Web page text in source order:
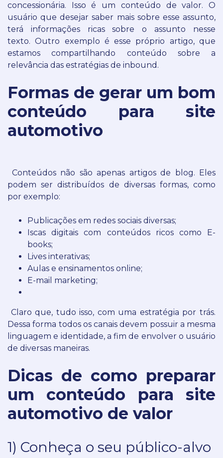
concessionária.
Isso é um conteúdo de valor. O
usuário que desejar saber mais sobre esse assunto,
terá informações ricas sobre o assunto nesse
texto. Outro exemplo é esse próprio artigo, que
estamos compartilhando conteúdo sobre a
relevância das estratégias de inbound.
Formas de gerar um bom
conteúdo para site
automotivo
Conteúdos não são apenas artigos de blog. Eles
podem ser distribuídos de diversas formas, como
por exemplo:
Publicações em redes sociais diversas;
Iscas digitais com conteúdos ricos como E-
books;
Lives interativas;
Aulas e ensinamentos online;
E-mail marketing;
Claro que, tudo isso, com uma estratégia por trás.
Dessa forma todos os canais devem possuir a mesma
linguagem e identidade, a fim de envolver o usuário
de diversas maneiras.
Dicas de como preparar
um conteúdo para site
automotivo de valor
1) Conheça o seu público-alvo